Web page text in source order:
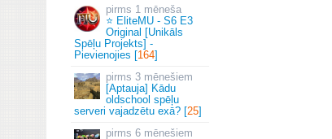
1 mēneša
⭐ EliteMU - S6 E3
Original [Unikāls
Spēļu Projekts] -
Pievienojies [164]
3 mēnešiem
[Aptauja] Kādu
oldschool spēļu
serveri vajadzētu exā? [25]
6 mēnešiem